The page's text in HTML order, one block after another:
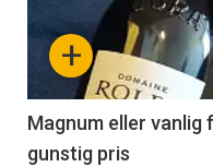
nå
3
+
Magnum eller vanlig
gunstig pris